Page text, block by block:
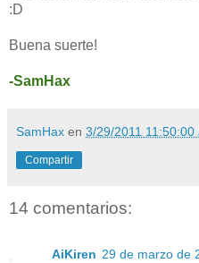
:D
Buena suerte!
-SamHax
SamHax en 3/29/2011 11:50:00
Compartir
14 comentarios:
AiKiren 29 de marzo de